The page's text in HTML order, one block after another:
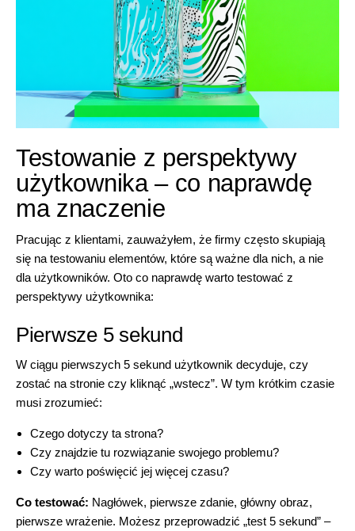
Testowanie z perspektywy
użytkownika – co naprawdę
ma znaczenie
Pracując z klientami, zauważyłem, że firmy często skupiają
się na testowaniu elementów, które są ważne dla nich, a nie
dla użytkowników. Oto co naprawdę warto testować z
perspektywy użytkownika:
Pierwsze 5 sekund
W ciągu pierwszych 5 sekund użytkownik decyduje, czy
zostać na stronie czy kliknąć „wstecz”. W tym krótkim czasie
musi zrozumieć:
Czego dotyczy ta strona?
Czy znajdzie tu rozwiązanie swojego problemu?
Czy warto poświęcić jej więcej czasu?
Co testować: Nagłówek, pierwsze zdanie, główny obraz,
pierwsze wrażenie. Możesz przeprowadzić „test 5 sekund” –